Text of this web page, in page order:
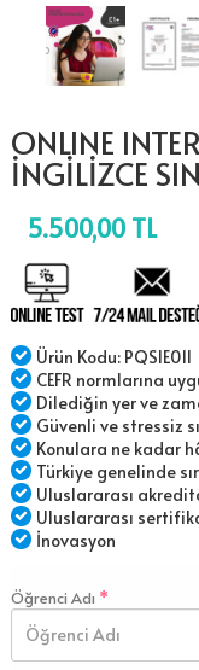
ONLINE
İNGİLİZCE
5.500,00 TL
Ürün Kodu: PQSIE011
CEFR normlarına
Dilediğin yer ve
Güvenli ve stressiz
Konulara ne kadar
Türkiye genelinde
Uluslararası
Uluslararası
İnovasyon
Öğrenci Adı